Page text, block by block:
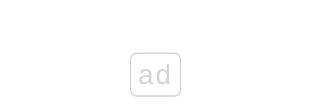
Війна
Політика
ad